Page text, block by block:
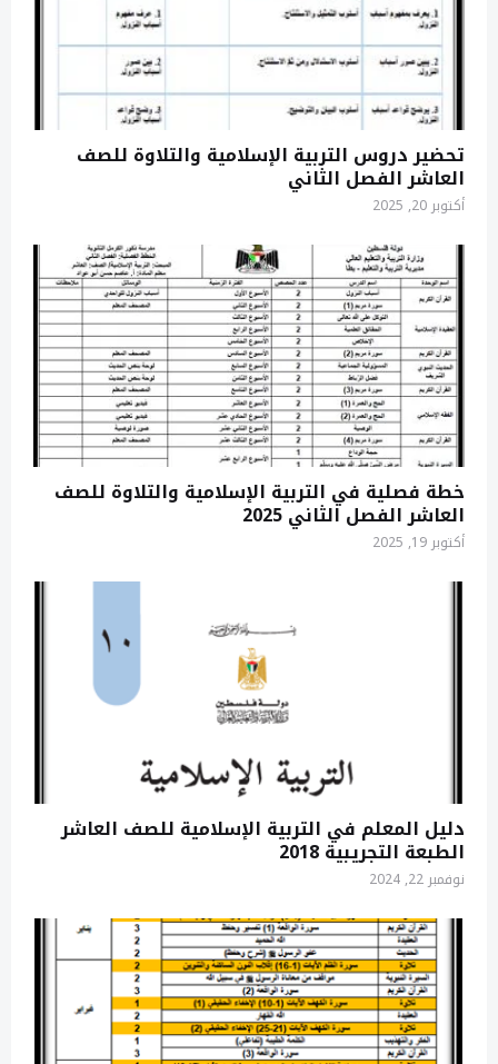
تحضير دروس التربية الإسلامية والتلاوة للصف
العاشر الفصل الثاني
أكتوبر 20, 2025
خطة فصلية في التربية الإسلامية والتلاوة للصف
العاشر الفصل الثاني 2025
أكتوبر 19, 2025
دليل المعلم في التربية الإسلامية للصف العاشر
الطبعة التجريبية 2018
نوفمبر 22, 2024